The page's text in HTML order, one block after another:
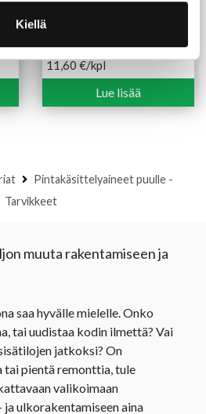
Kiellä
Sivellin tasoittaja
luononnonharjas 100 mm
11,60 €/kpl
Lue lisää
Pintakäsittelyaineet puulle -
Tarvikkeet
muuta rakentamiseen ja
saa hyvälle mielelle. Onko
tai uudistaa kodin ilmettä? Vai
jatkoksi? On
tai pientä remonttia, tule
valikoimaan
ulkorakentamiseen aina